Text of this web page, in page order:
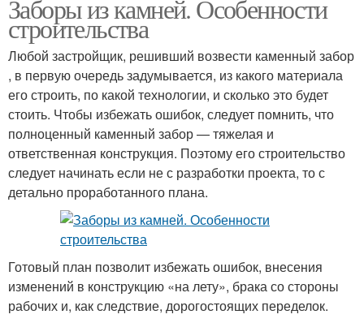
Заборы из камней. Особенности
строительства
Любой застройщик, решивший возвести каменный забор
, в первую очередь задумывается, из какого материала
его строить, по какой технологии, и сколько это будет
стоить. Чтобы избежать ошибок, следует помнить, что
полноценный каменный забор — тяжелая и
ответственная конструкция. Поэтому его строительство
следует начинать если не с разработки проекта, то с
детально проработанного плана.
Готовый план позволит избежать ошибок, внесения
изменений в конструкцию «на лету», брака со стороны
рабочих и, как следствие, дорогостоящих переделок.